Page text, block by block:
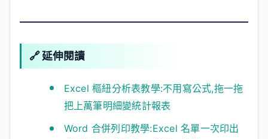
🔗 延伸閱讀
Excel 樞紐分析表教學:不用寫公式,拖一拖
把上萬筆明細變統計報表
Word 合併列印教學:Excel 名單一次印出